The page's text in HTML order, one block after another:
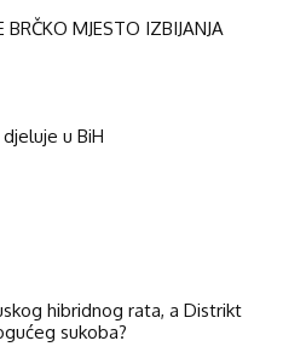
MJESTO IZBIJANJA
u BiH
hibridnog rata, a Distrikt
sukoba?